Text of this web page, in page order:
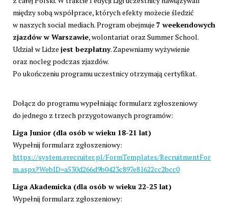
między sobą współprace, których efekty możecie śledzić
w naszych social mediach. Program obejmuje 7 weekendowych
zjazdów w Warszawie, wolontariat oraz Summer School.
Udział w Lidze jest bezpłatny. Zapewniamy wyżywienie
oraz nocleg podczas zjazdów.
Po ukończeniu programu uczestnicy otrzymają certyfikat.
Dołącz do programu wypełniając formularz zgłoszeniowy
do jednego z trzech przygotowanych programów:
Liga Junior (dla osób w wieku 18-21 lat)
Wypełnij formularz zgłoszeniowy:
https://system.erecruiter.pl/FormTemplates/RecruitmentFor
m.aspx?WebID=a530d266d9b0423c897e81622cc2bcc0
Liga Akademicka (dla osób w wieku 22-25 lat)
Wypełnij formularz zgłoszeniowy: